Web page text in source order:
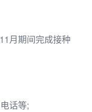
月期间完成接种
话等;